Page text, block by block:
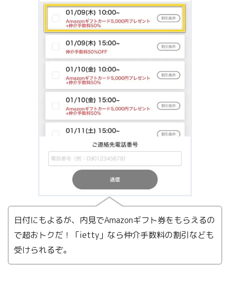
日付にもよるが、内見でAmazonギフト券をもらえるの
で超おトクだ！「ietty」なら仲介手数料の割引なども
受けられるぞ。